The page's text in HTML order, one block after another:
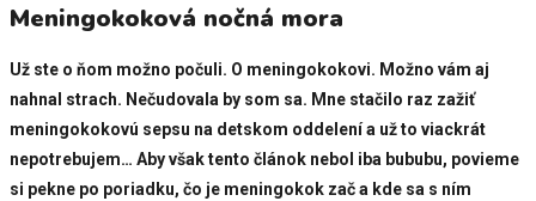
Meningokoková nočná mora
Už ste o ňom možno počuli. O meningokokovi. Možno vám aj
nahnal strach. Nečudovala by som sa. Mne stačilo raz zažiť
meningokokovú sepsu na detskom oddelení a už to viackrát
nepotrebujem… Aby však tento článok nebol iba bububu, povieme
si pekne po poriadku, čo je meningokok zač a kde sa s ním